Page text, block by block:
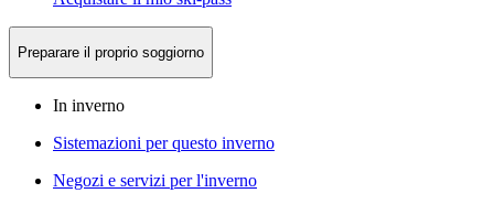
Preparare il proprio soggiorno
In inverno
Sistemazioni per questo inverno
Negozi e servizi per l'inverno